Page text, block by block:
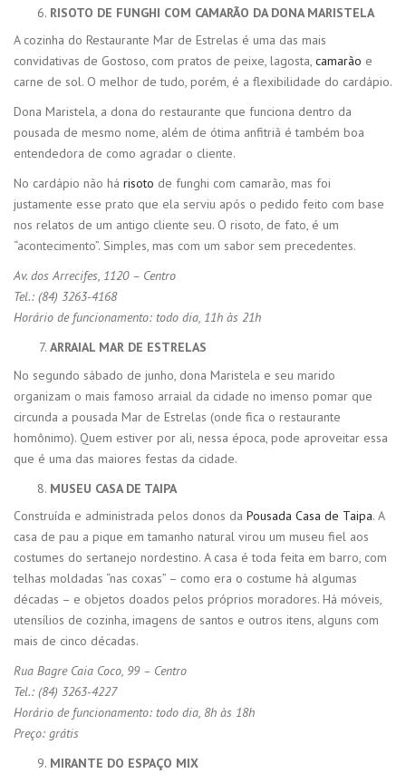
RISOTO DE FUNGHI COM CAMARÃO DA DONA MARISTELA
A cozinha do Restaurante Mar de Estrelas é uma das mais
convidativas de Gostoso, com pratos de peixe, lagosta, camarão e
carne de sol. O melhor de tudo, porém, é a flexibilidade do cardápio.
Dona Maristela, a dona do restaurante que funciona dentro da
pousada de mesmo nome, além de ótima anfitriã é também boa
entendedora de como agradar o cliente.
No cardápio não há risoto de funghi com camarão, mas foi
justamente esse prato que ela serviu após o pedido feito com base
nos relatos de um antigo cliente seu. O risoto, de fato, é um
“acontecimento”. Simples, mas com um sabor sem precedentes.
Av. dos Arrecifes, 1120 – Centro
Tel.: (84) 3263-4168
Horário de funcionamento: todo dia, 11h às 21h
ARRAIAL MAR DE ESTRELAS
No segundo sábado de junho, dona Maristela e seu marido
organizam o mais famoso arraial da cidade no imenso pomar que
circunda a pousada Mar de Estrelas (onde fica o restaurante
homônimo). Quem estiver por ali, nessa época, pode aproveitar essa
que é uma das maiores festas da cidade.
MUSEU CASA DE TAIPA
Construída e administrada pelos donos da Pousada Casa de Taipa. A
casa de pau a pique em tamanho natural virou um museu fiel aos
costumes do sertanejo nordestino. A casa é toda feita em barro, com
telhas moldadas “nas coxas” – como era o costume há algumas
décadas – e objetos doados pelos próprios moradores. Há móveis,
utensílios de cozinha, imagens de santos e outros itens, alguns com
mais de cinco décadas.
Rua Bagre Caia Coco, 99 – Centro
Tel.: (84) 3263-4227
Horário de funcionamento: todo dia, 8h às 18h
Preço: grátis
MIRANTE DO ESPAÇO MIX